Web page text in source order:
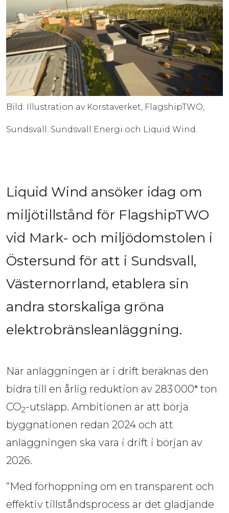
Bild: Illustration av Korstaverket, FlagshipTWO,
Sundsvall. Sundsvall Energi och Liquid Wind.
Liquid Wind ansöker idag om
miljötillstånd för FlagshipTWO
vid Mark- och miljödomstolen i
Östersund för att i Sundsvall,
Västernorrland, etablera sin
andra storskaliga gröna
elektrobränsleanläggning.
När anläggningen är i drift beräknas den
bidra till en årlig reduktion av 283 000* ton
CO2-utsläpp. Ambitionen är att börja
byggnationen redan 2024 och att
anläggningen ska vara i drift i början av
2026.
”Med förhoppning om en transparent och
effektiv tillståndsprocess är det glädjande